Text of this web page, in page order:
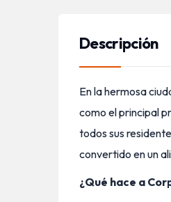
Descripción
En la hermosa
como el principal
todos sus
convertido en un
¿Qué hace a